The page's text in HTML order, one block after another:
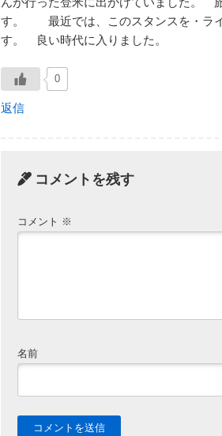
す。 最近では、このスタンスを・ラ
す。 良い時代に入りました。
0
返信
コメントを残す
コメント ※
名前